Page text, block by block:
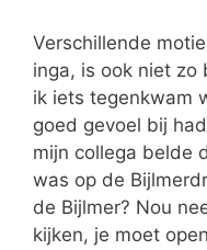
Verschillende
inga, is ook niet zo
ik iets tegenkwam
goed gevoel bij
mijn collega belde
was op de
de Bijlmer? Nou
kijken, je moet